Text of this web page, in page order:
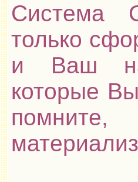
Система
только
и Ваш
которые